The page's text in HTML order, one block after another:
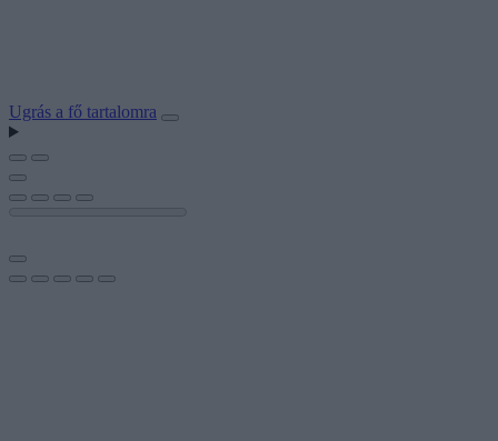
Ugrás a fő tartalomra